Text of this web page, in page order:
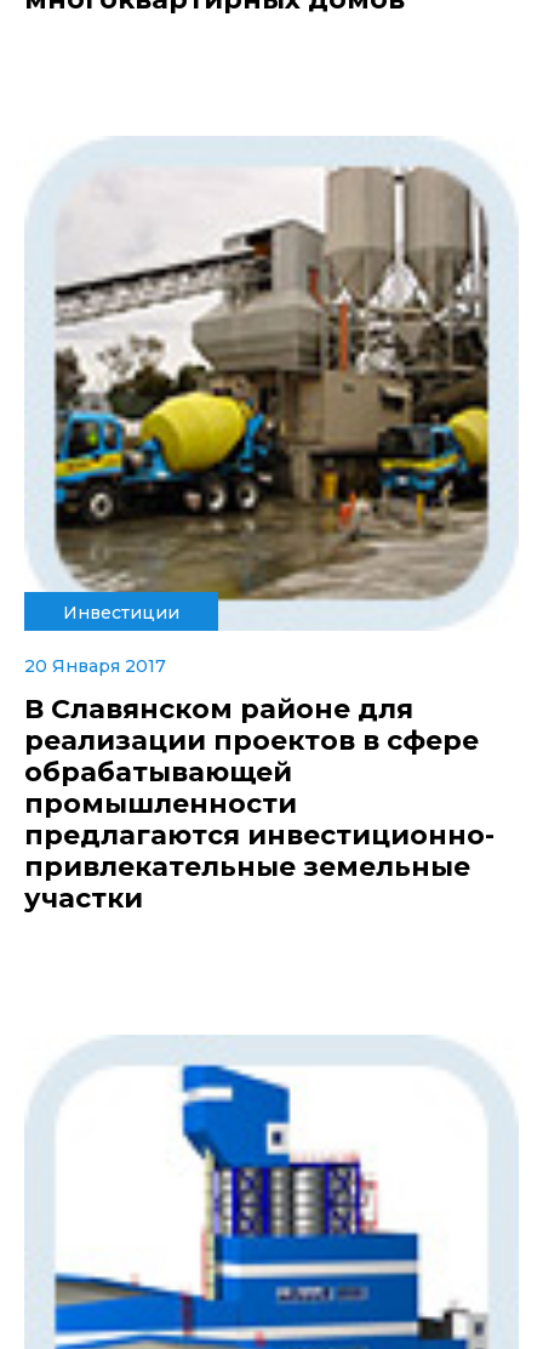
Инвестиции
20 Января 2017
В Славянском районе для
реализации проектов в сфере
обрабатывающей
промышленности
предлагаются инвестиционно-
привлекательные земельные
участки